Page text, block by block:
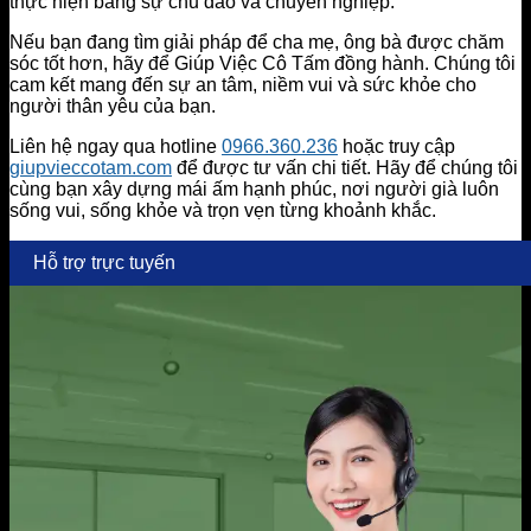
Nếu bạn đang tìm giải pháp để cha mẹ, ông bà được chăm
sóc tốt hơn, hãy để Giúp Việc Cô Tấm đồng hành. Chúng tôi
cam kết mang đến sự an tâm, niềm vui và sức khỏe cho
người thân yêu của bạn.
Liên hệ ngay qua hotline 0966.360.236 hoặc truy cập
giupvieccotam.com để được tư vấn chi tiết. Hãy để chúng tôi
cùng bạn xây dựng mái ấm hạnh phúc, nơi người già luôn
sống vui, sống khỏe và trọn vẹn từng khoảnh khắc.
Hỗ trợ trực tuyến